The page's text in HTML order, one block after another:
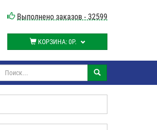
Выполнено заказов - 32599
КОРЗИНА:0Р.